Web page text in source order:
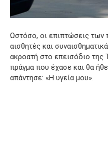
Ωστόσο, οι επιπτώσεις των
αισθητές και
ακροατή στο επεισόδιο της
πράγμα που έχασε και θα
απάντησε: «Η υγεία μου».